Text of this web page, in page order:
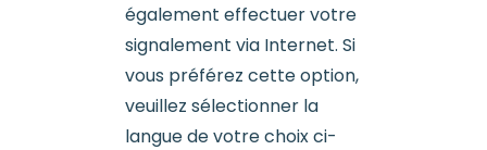
également effectuer votre
signalement via Internet. Si
vous préférez cette option,
veuillez sélectionner la
langue de votre choix ci-